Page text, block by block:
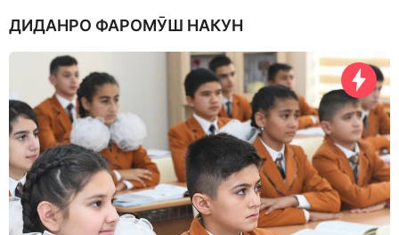
y
a
g
o
ДИДАНРО ФАРОМӮШ НАКУН